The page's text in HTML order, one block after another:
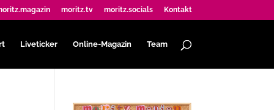
moritz.tv moritz.socials Kontakt
Liveticker Online-Magazin Team